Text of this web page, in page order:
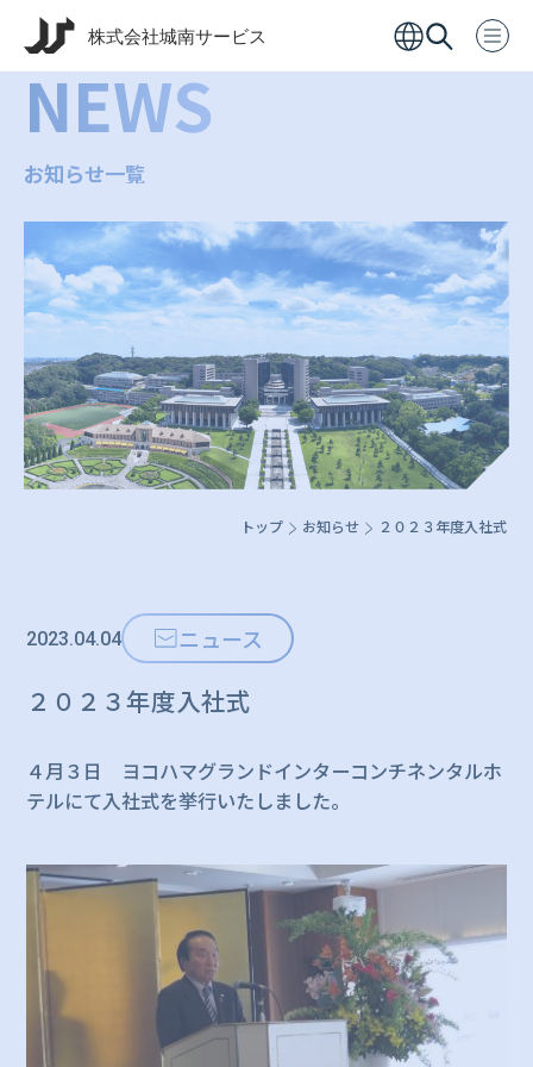
NEWS
お知らせ一覧
トップ お知らせ ２０２３年度入社式
2023.04.04 ニュース
２０２３年度入社式
４月３日 ヨコハマグランドインターコンチネンタルホ
テルにて入社式を挙行いたしました。